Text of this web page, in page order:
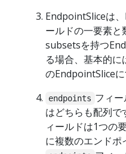
EndpointSliceは
ールドの一要素
subsetsを持つ
る場合、基本的に
のEndpointSliceに
endpoints フィー
はどちらも配列で
ィールドは1つの
に複数のエンドポ